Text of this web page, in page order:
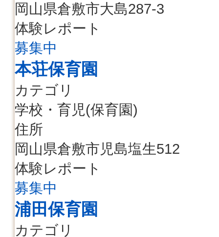
岡山県倉敷市大島287-3
体験レポート
募集中
本荘保育園
カテゴリ
学校・育児(保育園)
住所
岡山県倉敷市児島塩生512
体験レポート
募集中
浦田保育園
カテゴリ